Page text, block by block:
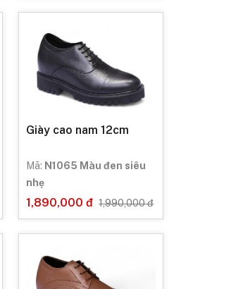
Giày cao nam 12cm
Mã: N1065 Màu đen siêu
nhẹ
1,890,000 đ 1,990,000 đ